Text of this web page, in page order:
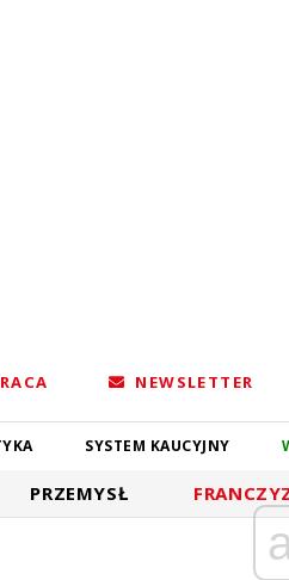
NEWSLETTER
SYSTEM KAUCYJNY
PRZEMYSŁ